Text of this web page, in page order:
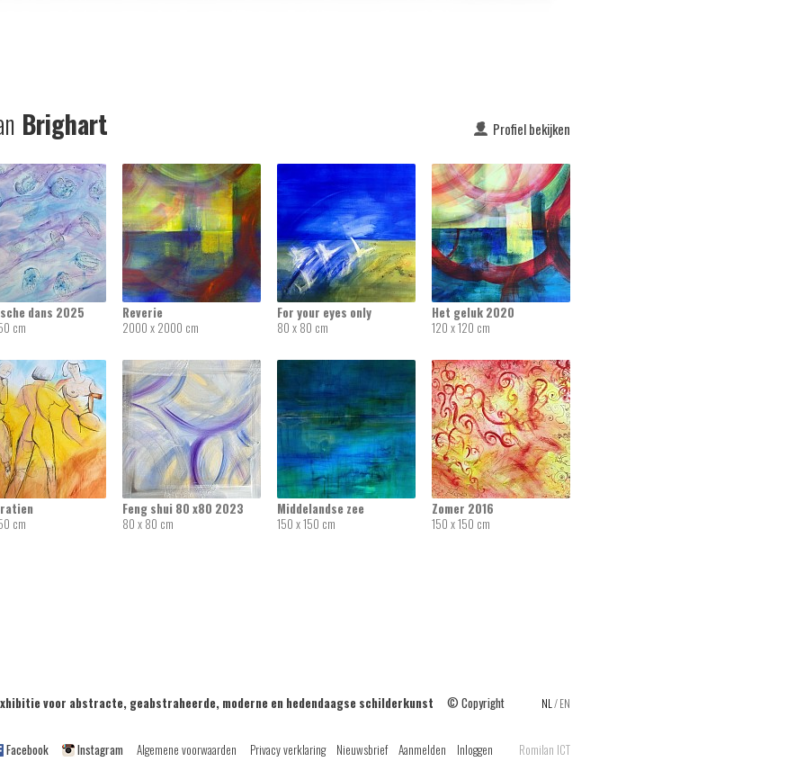
Profiel bekijken
Brighart
dans 2025
cm
Reverie
2000 x 2000 cm
For your eyes only
80 x 80 cm
Het geluk 2020
120 x 120 cm
cm
Feng shui 80 x80 2023
80 x 80 cm
Middelandse zee
150 x 150 cm
Zomer 2016
150 x 150 cm
NL /EN
voor abstracte, geabstraheerde, moderne en hedendaagse schilderkunst © Copyright
Facebook Instagram Algemene voorwaarden Privacy verklaring Nieuwsbrief Aanmelden Inloggen Romilan ICT